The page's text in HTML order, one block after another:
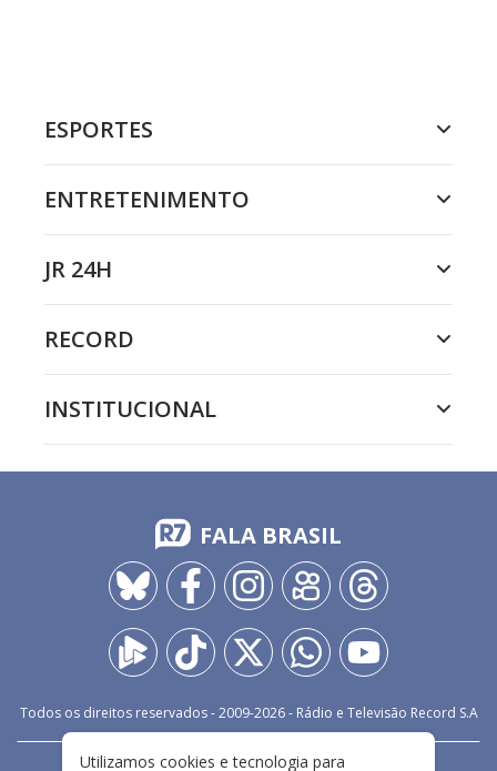
ESPORTES
ENTRETENIMENTO
JR 24H
RECORD
INSTITUCIONAL
FALA BRASIL
Todos os direitos reservados - 2009-2026- Rádio e Televisão Record S.A
Utilizamos cookies e tecnologia para